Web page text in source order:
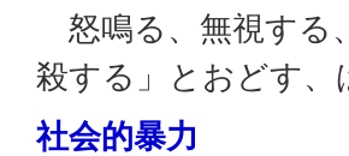
怒鳴る、無視する
殺する」とおどす
社会的暴力